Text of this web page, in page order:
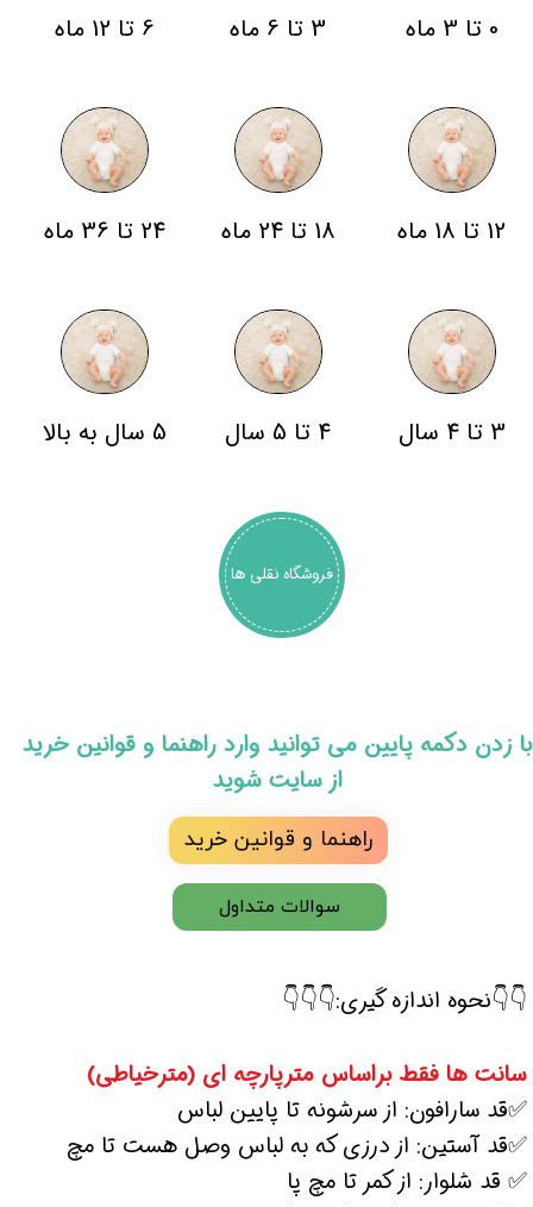
0 تا 3 ماه 3 تا 6 ماه 6 تا 12 ماه
12 تا 18 ماه 18 تا 24 ماه 24 تا 36 ماه
3 تا 4 سال 4 تا 5 سال 5 سال به بالا
فروشگاه نقلی ها
​​با زدن دکمه پایین می توانید وارد راهنما و قوانین خرید
از سایت شوید
راهنما و قوانین خرید
👇👇نحوه اندازه گیری:👇👇👇
سانت ها فقط براساس مترپارچه ای (مترخیاطی)
✅قد سارافون: از سرشونه تا پایین لباس
✅قد آستین: از درزی که به لباس وصل هست تا مچ
✅ قد شلوار: از کمر تا مچ پا
سوالات متداول